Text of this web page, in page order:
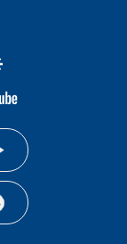
google
youtube-